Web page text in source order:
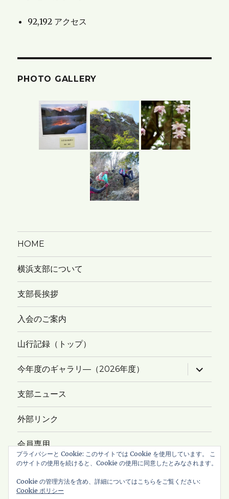
ロ
ー
92,192 アクセス
PHOTO GALLERY
HOME
横浜支部について
支部長挨拶
入会のご案内
山行記録（トップ）
今年度のギャラリ―（2026年度）
サ
ブ
メ
ー
開
支部ニュース
外部リンク
会員専用
サイトマップ
プライバシーと Cookie: このサイトでは Cookie を使用しています。 こ
のサイトの使用を続けると、Cookie の使用に同意したとみなされます。
Cookie の管理方法を含め、詳細についてはこちらをご覧ください:
Cookie ポリシー